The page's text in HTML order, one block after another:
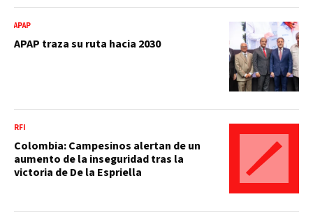
APAP
APAP traza su ruta hacia 2030
RFI
Colombia: Campesinos alertan de un
aumento de la inseguridad tras la
victoria de De la Espriella